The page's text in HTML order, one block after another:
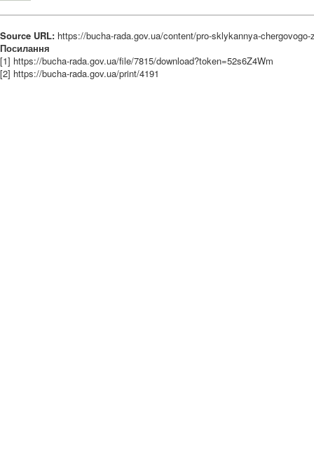
Source URL: https://bucha-rada.gov.ua/content/pro-sklykannya-
Посилання
[1] https://bucha-rada.gov.ua/file/7815/download?token=52s6Z4Wm
[2] https://bucha-rada.gov.ua/print/4191